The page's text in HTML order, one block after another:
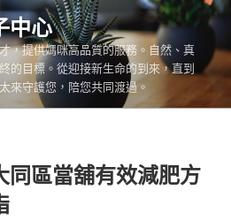
中心
，提供媽咪高品質的服務。自然、真
的目標。從迎接新生命的到來，直到
來守護您，陪您共同渡過。
同區當舖有效減肥方